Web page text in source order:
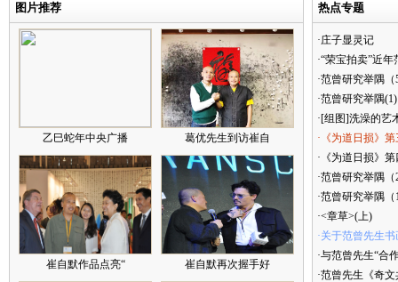
图片推荐
乙巳蛇年中央广播 葛优先生到访崔自
崔自默作品点亮“ 崔自默再次握手好
热点专题
·庄子显灵记
·“荣宝拍卖”近
·范曾研究举隅（
·范曾研究举隅(1)
·[组图]洗澡的艺
·《为道日损》
·《为道日损》
·范曾研究举隅（
·范曾研究举隅（
·<章草>(上)
·关于范曾先生
·与范曾先生“合
·范曾先生《奇